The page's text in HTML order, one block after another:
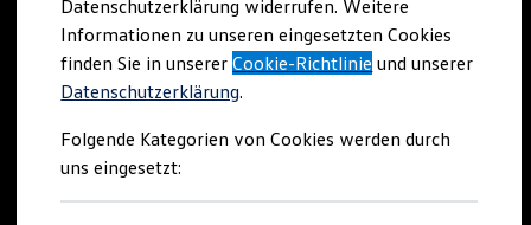
Volkswagen Marktplatz
Die ENERGY Sondermodelle
Junge Gebrauchtwagen und Gebrauchtwagen
Volkswagen Zertifizierte Gebrauchtwagen
Elektromobilität bei Gebrauchtwagen
Saisonangebote
Reifenpakete
Leasing
Leasing-Angebote
Datenschutzerklärung widerrufen. Weitere
Informationen zu unseren eingesetzten Cookies
finden Sie in unsererCookie-Richtlinie und unserer
Datenschutzerklärung.
Folgende Kategorien von Cookies werden durch
uns eingesetzt: